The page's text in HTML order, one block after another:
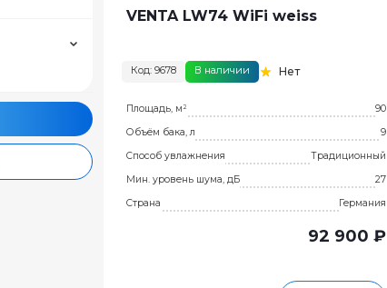
VENTA LW74 WiFi weiss
Код: 9678 В наличии Нет
Площадь, м²
90
Объём бака, л
9
Способ увлажнения
Традиционный
Мин. уровень шума, дБ
27
Страна
Германия
92 900 ₽